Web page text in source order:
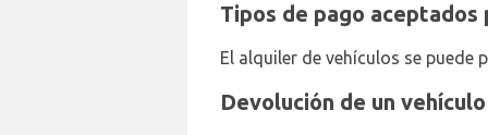
Tipos de pago
El alquiler de vehículos se puede
Devolución de un